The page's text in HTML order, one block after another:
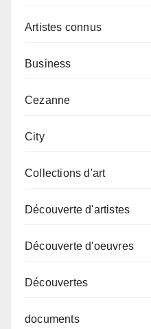
Artistes connus
Business
Cezanne
City
Collections d'art
Découverte d'artistes
Découverte d'oeuvres
Découvertes
documents